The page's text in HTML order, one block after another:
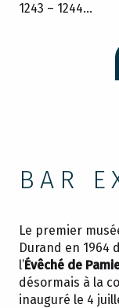
1243 – 1244…
BAR
Le premier
Durand en 1964
l’Évêché de
désormais à la
inauguré le 4